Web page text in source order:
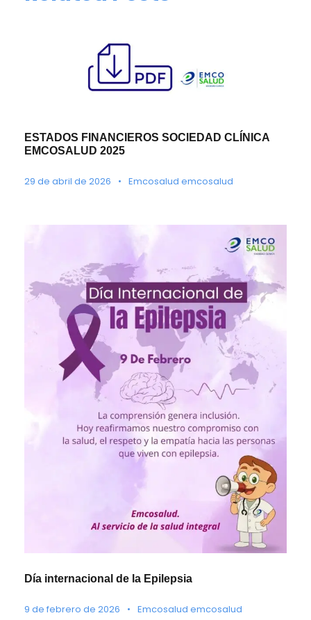
ESTADOS FINANCIEROS SOCIEDAD CLÍNICA
EMCOSALUD 2025
29 de abril de 2026 • Emcosalud emcosalud
Día internacional de la Epilepsia
9 de febrero de 2026 • Emcosalud emcosalud